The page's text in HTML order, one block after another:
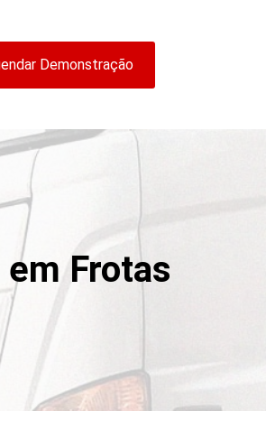
Demonstração
Frotas